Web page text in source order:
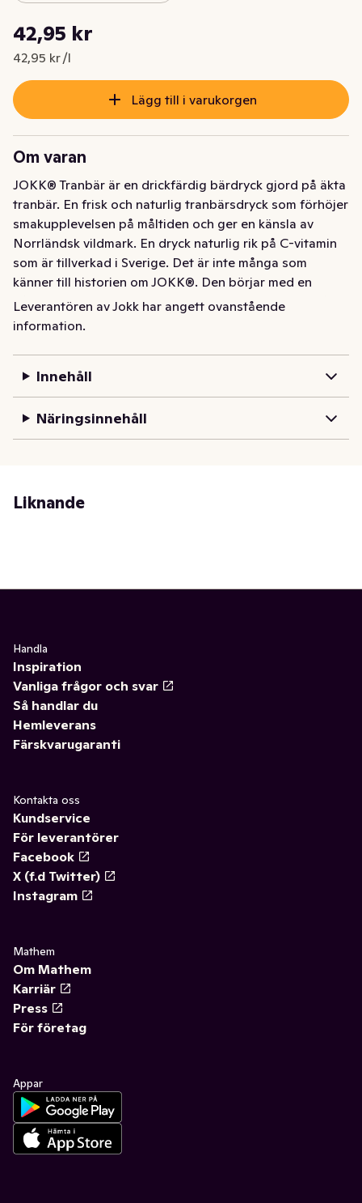
Nuvarande pris är: 42,95 kr
42,95 kr
42,95 kr /l
Styckpris: 42,95 kr /l
Lägg till i varukorgen
Om varan
JOKK® Tranbär är en drickfärdig bärdryck gjord på äkta
tranbär. En frisk och naturlig tranbärsdryck som förhöjer
smakupplevelsen på måltiden och ger en känsla av
Norrländsk vildmark. En dryck naturlig rik på C-vitamin
som är tillverkad i Sverige. Det är inte många som
känner till historien om JOKK®. Den börjar med en
påhittig norrländsk landshövding som ville ta vara på
det vildmarken hade att erbjuda och redan 1972
JOKK® betyder och hitta massa spännande recept på
jokk.se
Leverantören av Jokk har angett ovanstående
information.
Innehåll
Näringsinnehåll
Liknande
Handla
Inspiration
Vanliga frågor och svar
Så handlar du
Hemleverans
Färskvarugaranti
Kontakta oss
Kundservice
För leverantörer
Facebook
X (f.d Twitter)
Instagram
Mathem
Om Mathem
Karriär
Press
För företag
Appar